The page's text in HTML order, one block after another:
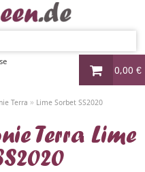
0,00 €
Terra » Lime Sorbet SS2020
Terra Lime